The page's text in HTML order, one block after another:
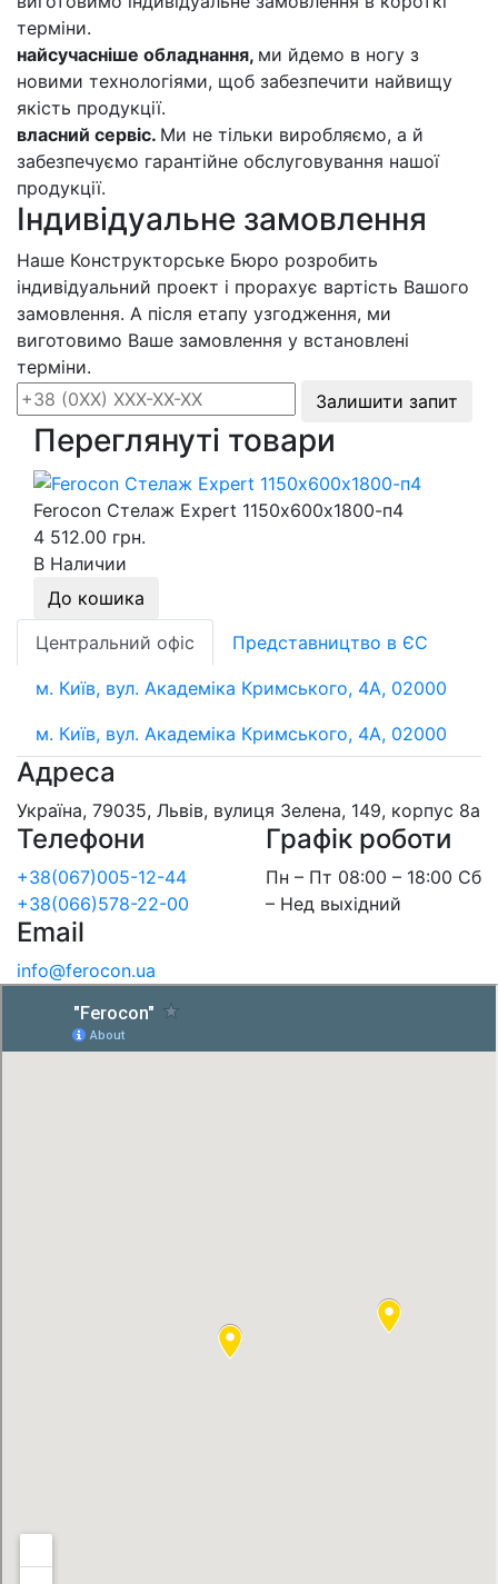
терміни.
найсучасніше обладнання, ми йдемо в ногу з
новими технологіями, щоб забезпечити найвищу
якість продукції.
власний сервіс. Ми не тільки виробляємо, а й
забезпечуємо гарантійне обслуговування нашої
продукції.
Індивідуальне замовлення
Наше Конструкторське Бюро розробить
індивідуальний проект і прорахує вартість Вашого
замовлення. А після етапу узгодження, ми
виготовимо Ваше замовлення у встановлені
терміни.
Залишити запит
Переглянуті товари
Ferocon Стелаж Expert 1150х600х1800-п4
4 512.00 грн.
В Наличии
До кошика
Центральний офіс
Представництво в ЄС
м. Київ, вул. Академіка Кримського, 4А, 02000
м. Київ, вул. Академіка Кримського, 4А, 02000
Адреса
Україна, 79035, Львів, вулиця Зелена, 149, корпус 8а
Телефони
+38(067)005-12-44
+38(066)578-22-00
Графік роботи
Пн – Пт 08:00 – 18:00 Сб
– Нед выхідний
Email
info@ferocon.ua